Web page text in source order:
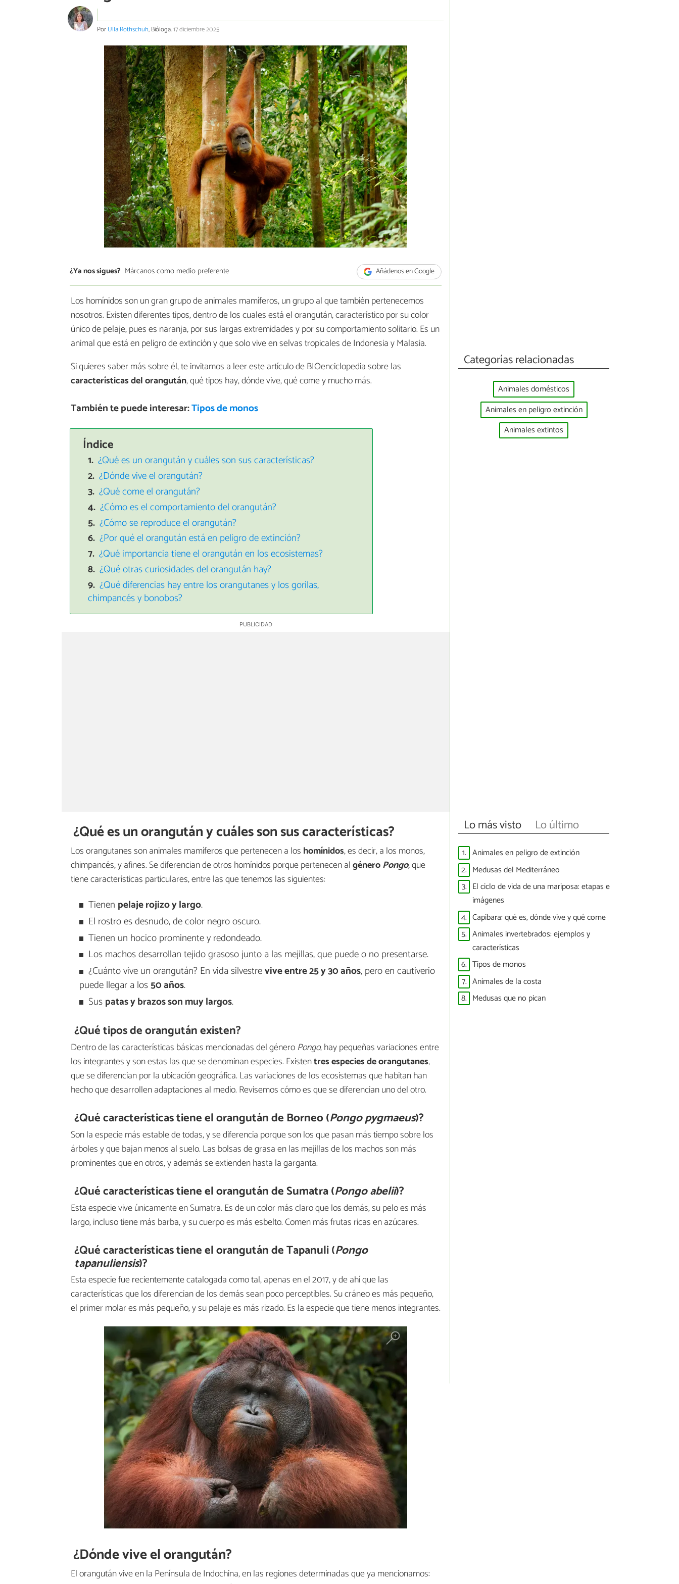
PorUlla Rothschuh, Bióloga.17 diciembre 2025
¿Ya nos sigues? Márcanos como medio preferente Añádenos en Google
Los homínidos son un gran grupo de animales mamíferos, un grupo al que también pertenecemos
nosotros. Existen diferentes tipos, dentro de los cuales está el orangután, característico por su color
único de pelaje, pues es naranja, por sus largas extremidades y por su comportamiento solitario. Es un
animal que está en peligro de extinción y que solo vive en selvas tropicales de Indonesia y Malasia.
Si quieres saber más sobre él, te invitamos a leer este artículo de BIOenciclopedia sobre las
características del orangután, qué tipos hay, dónde vive, qué come y mucho más.
También te puede interesar:Tipos de monos
Índice
¿Qué es un orangután y cuáles son sus características?
¿Dónde vive el orangután?
¿Qué come el orangután?
¿Cómo es el comportamiento del orangután?
¿Cómo se reproduce el orangután?
¿Por qué el orangután está en peligro de extinción?
¿Qué importancia tiene el orangután en los ecosistemas?
¿Qué otras curiosidades del orangután hay?
¿Qué diferencias hay entre los orangutanes y los gorilas,
chimpancés y bonobos?
¿Qué es un orangután y cuáles son sus características?
Los orangutanes son animales mamíferos que pertenecen a los homínidos, es decir, a los monos,
chimpancés, y afines. Se diferencian de otros homínidos porque pertenecen algéneroPongo,que
tiene características particulares, entre las que tenemos las siguientes:
Tienen pelaje rojizo y largo.
El rostro es desnudo, de color negro oscuro.
Tienen un hocico prominente y redondeado.
Los machos desarrollan tejido grasoso junto a las mejillas, que puede o no presentarse.
¿Cuánto vive un orangután? En vida silvestrevive entre 25 y 30 años, pero en cautiverio
puede llegar a los50 años.
Suspatas y brazos son muy largos.
¿Qué tipos de orangután existen?
Dentro de las características básicas mencionadas del géneroPongo, hay pequeñas variaciones entre
los integrantes y son estas las que se denominan especies. Existentres especies de orangutanes,
que se diferencian por la ubicación geográfica. Las variaciones de los ecosistemas que habitan han
hecho que desarrollen adaptaciones al medio. Revisemos cómo es que se diferencian uno del otro.
¿Qué características tiene el orangután de Borneo (Pongo pygmaeus)?
Son la especie más estable de todas, y se diferencia porque son los que pasan más tiempo sobre los
árboles y que bajan menos al suelo. Las bolsas de grasa en las mejillas de los machos son más
prominentes que en otros, y además se extienden hasta la garganta.
¿Qué características tiene el orangután de Sumatra (Pongo abelii)?
Esta especie vive únicamente en Sumatra. Es de un color más claro que los demás, su pelo es más
largo, incluso tiene más barba, y su cuerpo es más esbelto. Comen más frutas ricas en azúcares.
¿Qué características tiene el orangután de Tapanuli (Pongo
tapanuliensis)?
Esta especie fue recientemente catalogada como tal, apenas en el 2017, y de ahí que las
características que los diferencian de los demás sean poco perceptibles. Su cráneo es más pequeño,
el primer molar es más pequeño, y su pelaje es más rizado. Es la especie que tiene menos integrantes.
¿Dónde vive el orangután?
El orangután vive en la Península de Indochina, en las regiones determinadas que ya mencionamos:
Categorías relacionadas
Animales domésticos
Animales en peligro extinción
Animales extintos
Lo más visto Lo último
1. Animales en peligro de extinción
2. Medusas del Mediterráneo
3. El ciclo de vida de una mariposa: etapas e
imágenes
4. Capibara: qué es, dónde vive y qué come
5. Animales invertebrados: ejemplos y
características
6. Tipos de monos
7. Animales de la costa
8. Medusas que no pican